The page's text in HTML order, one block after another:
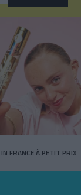
FRANCE À PETIT PRIX